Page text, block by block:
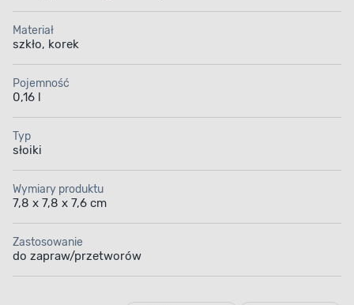
Materiał
szkło, korek
Pojemność
0,16 l
Typ
słoiki
Wymiary produktu
7,8 x 7,8 x 7,6 cm
Zastosowanie
do zapraw/przetworów